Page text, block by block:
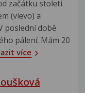
začátku století.
(vlevo) a
poslední době
pálení. Mám 20
více